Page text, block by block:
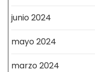
junio 2024
mayo 2024
marzo 2024